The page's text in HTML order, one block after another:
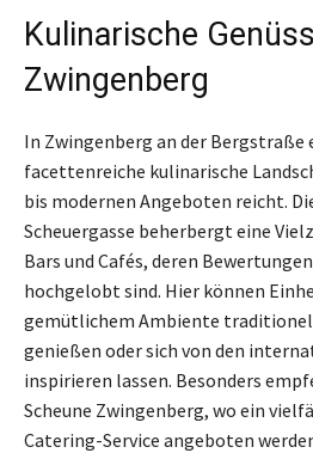
Kulinarische
Zwingenberg
In Zwingenberg an der Bergstraße
facettenreiche kulinarische
bis modernen Angeboten reicht.
Scheuergasse beherbergt eine
Bars und Cafés, deren
hochgelobt sind. Hier können
gemütlichem Ambiente
genießen oder sich von den
inspirieren lassen. Besonders
Scheune Zwingenberg, wo ein
Catering-Service angeboten